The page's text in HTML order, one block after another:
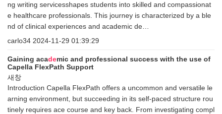
ng writing servicesshapes students into skilled and compassionat
e healthcare professionals. This journey is characterized by a ble
nd of clinical experiences and academic de…
carlo34 2024-11-29 01:39:29
Gaining academic and professional success with the use of
Capella FlexPath Support
새창
Introduction Capella FlexPath offers a uncommon and versatile le
arning environment, but succeeding in its self-paced structure rou
tinely requires ace course and key back. From investigating compl